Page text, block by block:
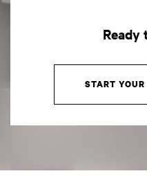
Ready
START YOUR